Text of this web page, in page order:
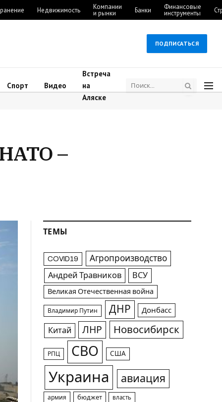
Недвижимость Компании
и рынки Банки Финансовые
инструменты
ПОДПИСАТЬСЯ
Спорт Видео
Встреча
на
Аляске
–
ТЕМЫ
COVID19 Агропроизводство
Андрей Травников ВСУ
Великая Отечественная война
Владимир Путин ДНР Донбасс
Китай ЛНР Новосибирск
РПЦ СВО США
Украина авиация
армия бюджет власть